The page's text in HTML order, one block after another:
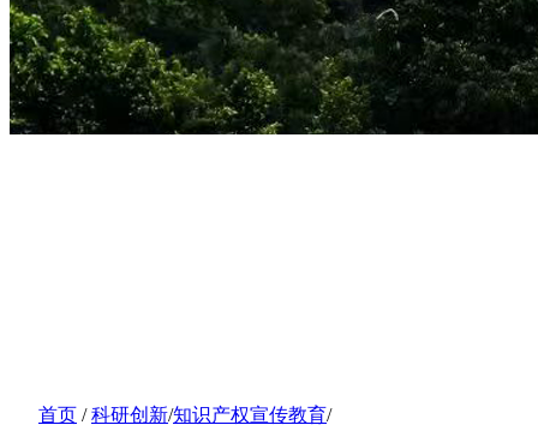
首页 / 科研创新/知识产权宣传教育/